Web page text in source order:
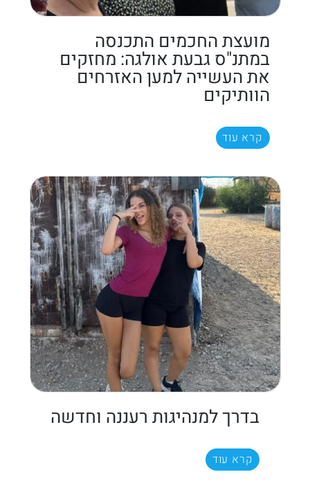
מועצת החכמים התכנסה
במתנ"ס גבעת אולגה: מחזקים
את העשייה למען האזרחים
הוותיקים
קרא עוד
בדרך למנהיגות רעננה וחדשה
קרא עוד